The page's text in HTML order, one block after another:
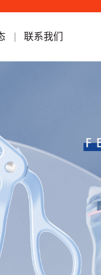
联系我们